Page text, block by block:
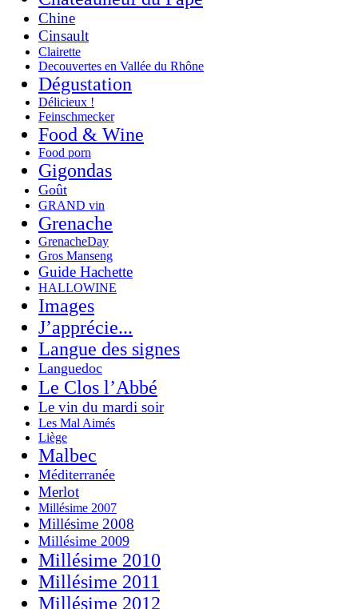
Chine
Cinsault
Clairette
Decouvertes en Vallée du Rhône
Dégustation
Délicieux !
Feinschmecker
Food & Wine
Food porn
Gigondas
Goût
GRAND vin
Grenache
GrenacheDay
Gros Manseng
Guide Hachette
HALLOWINE
Images
J’apprécie...
Langue des signes
Languedoc
Le Clos l’Abbé
Le vin du mardi soir
Les Mal Aimés
Liège
Malbec
Méditerranée
Merlot
Millésime 2007
Millésime 2008
Millésime 2009
Millésime 2010
Millésime 2011
Millésime 2012